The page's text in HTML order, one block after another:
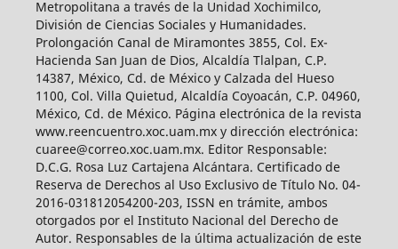
Metropolitana a través de la Unidad Xochimilco,
División de Ciencias Sociales y Humanidades.
Prolongación Canal de Miramontes 3855, Col. Ex-
Hacienda San Juan de Dios, Alcaldía Tlalpan, C.P.
14387, México, Cd. de México y Calzada del Hueso
1100, Col. Villa Quietud, Alcaldía Coyoacán, C.P. 04960,
México, Cd. de México. Página electrónica de la revista
www.reencuentro.xoc.uam.mx y dirección electrónica:
cuaree@correo.xoc.uam.mx. Editor Responsable:
D.C.G. Rosa Luz Cartajena Alcántara. Certificado de
Reserva de Derechos al Uso Exclusivo de Título No. 04-
2016-031812054200-203, ISSN en trámite, ambos
otorgados por el Instituto Nacional del Derecho de
Autor. Responsables de la última actualización de este